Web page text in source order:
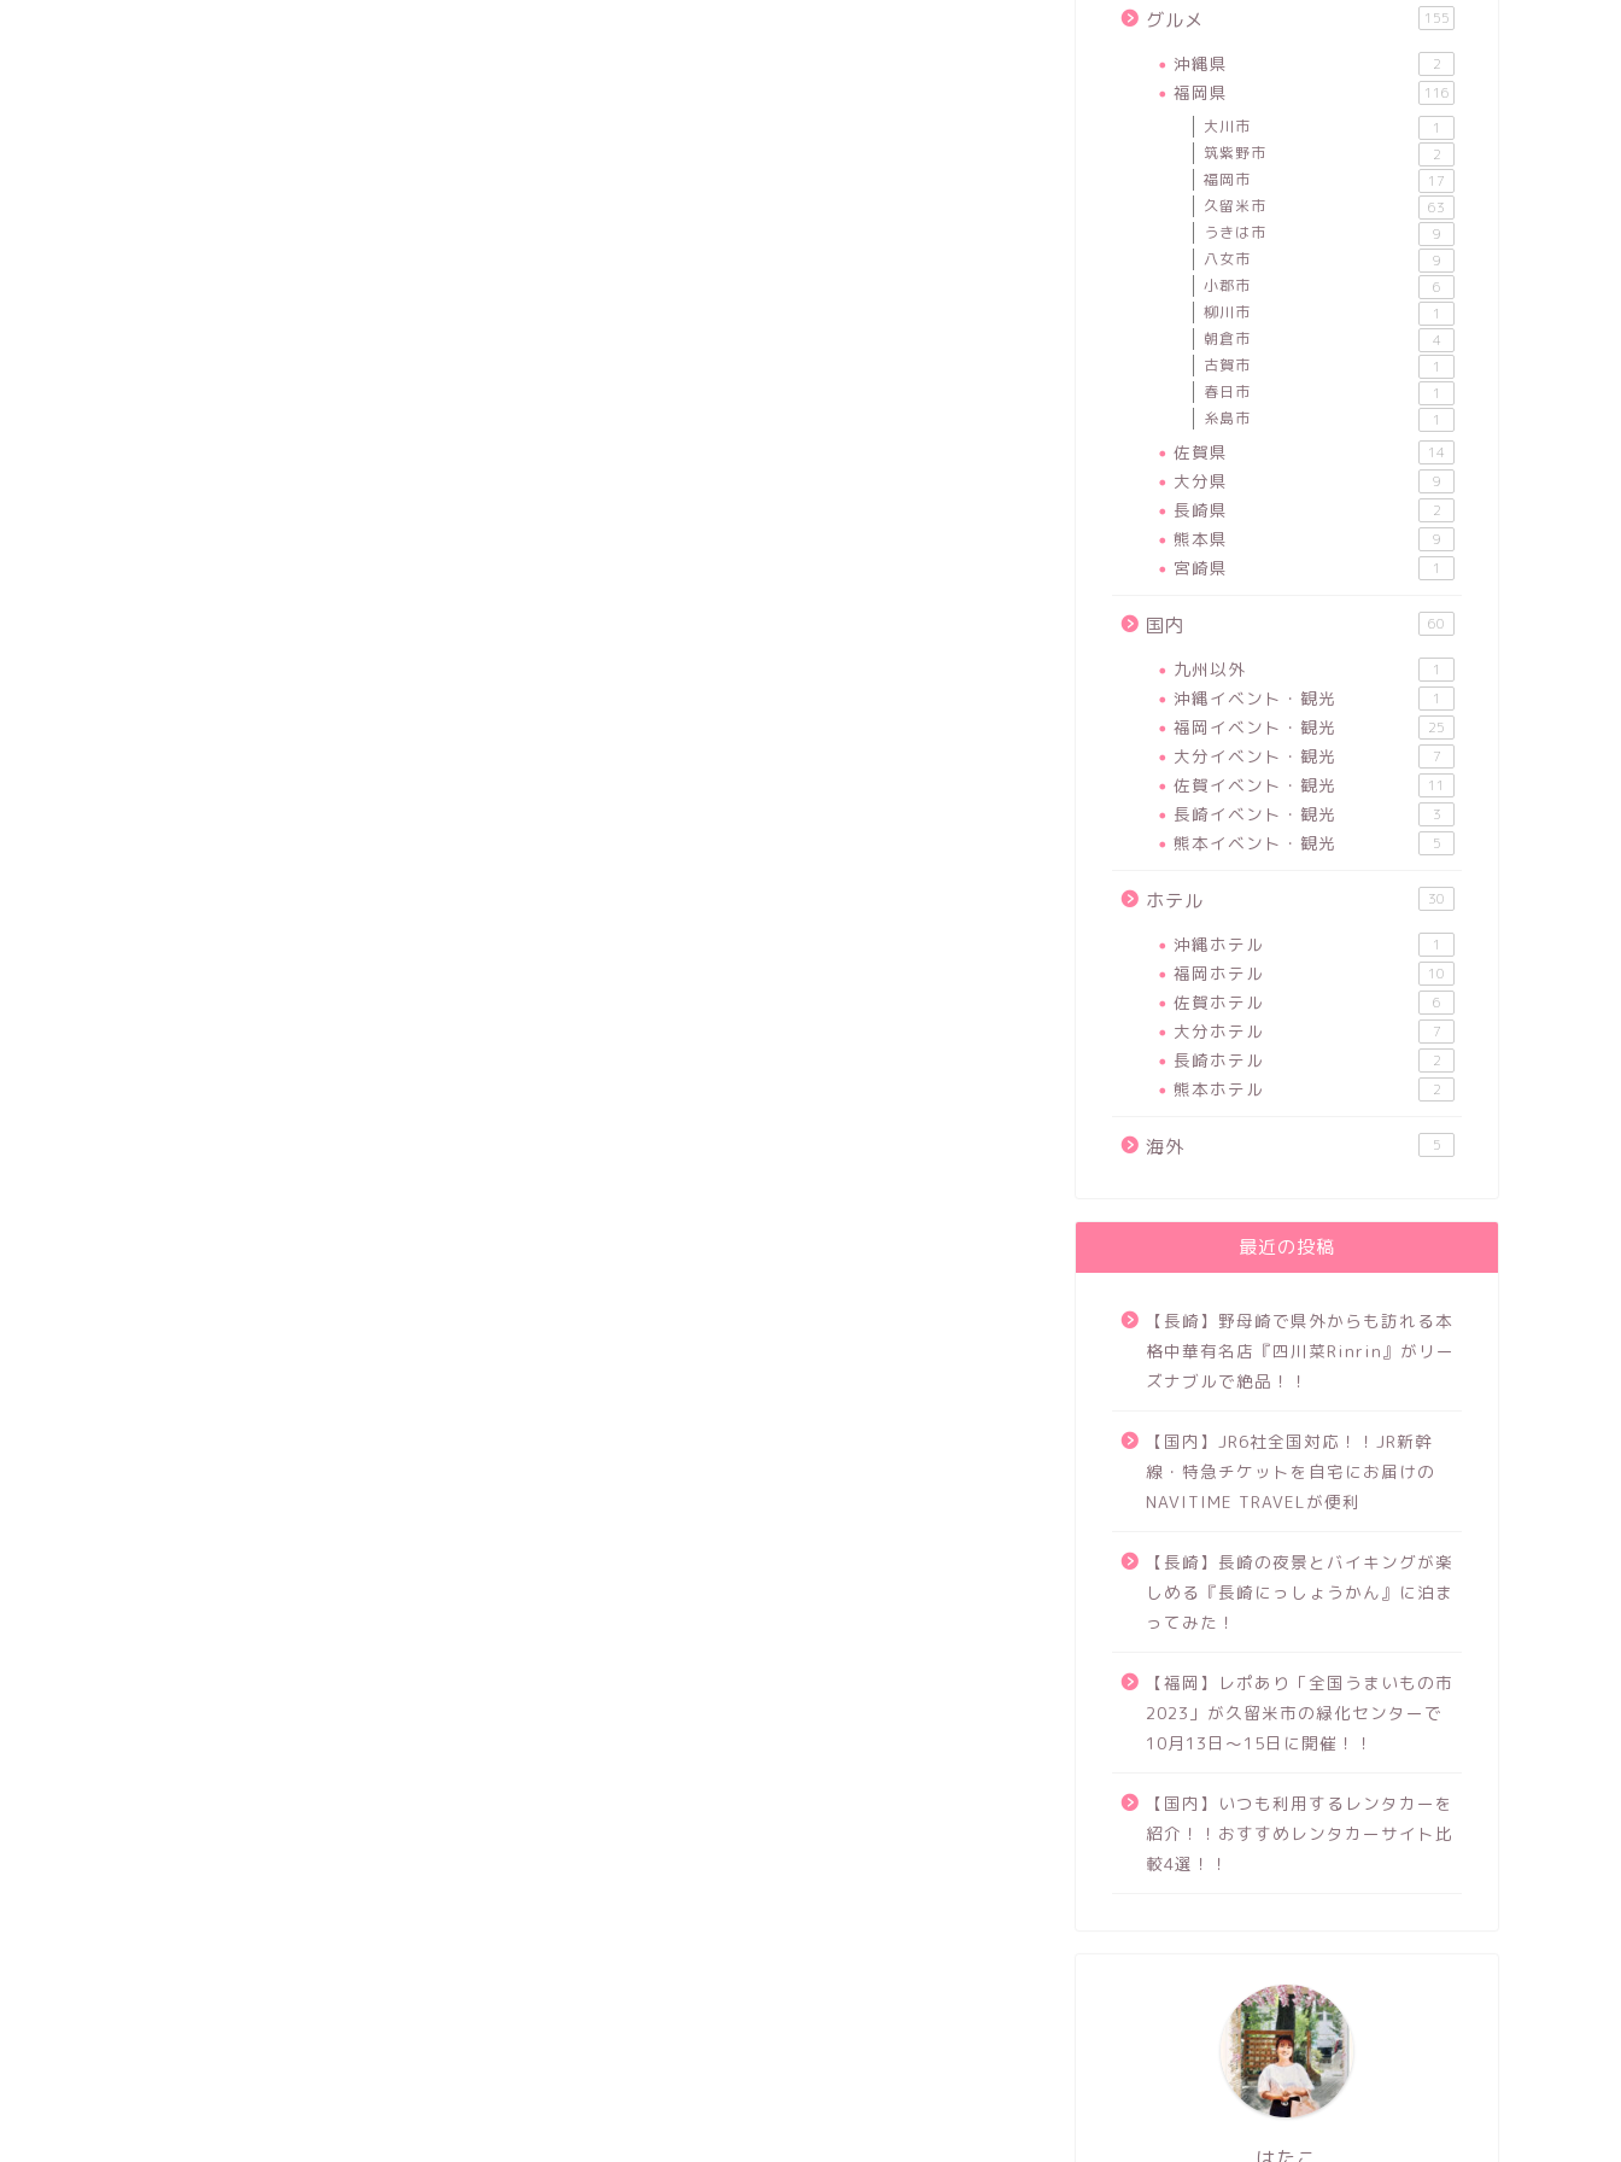
グルメ 155
沖縄県 2
福岡県 116
大川市 1
筑紫野市 2
福岡市 17
久留米市 63
うきは市 9
八女市 9
小郡市 6
柳川市 1
朝倉市 4
古賀市 1
春日市 1
糸島市 1
佐賀県 14
大分県 9
長崎県 2
熊本県 9
宮崎県 1
国内 60
九州以外 1
沖縄イベント・観光 1
福岡イベント・観光 25
大分イベント・観光 7
佐賀イベント・観光 11
長崎イベント・観光 3
熊本イベント・観光 5
ホテル 30
沖縄ホテル 1
福岡ホテル 10
佐賀ホテル 6
大分ホテル 7
長崎ホテル 2
熊本ホテル 2
海外 5
最近の投稿
【長崎】野母崎で県外からも訪れる本
格中華有名店『四川菜Rinrin』がリー
ズナブルで絶品！！
【国内】JR6社全国対応！！JR新幹
線・特急チケットを自宅にお届けの
NAVITIME TRAVELが便利
【長崎】長崎の夜景とバイキングが楽
しめる『長崎にっしょうかん』に泊ま
ってみた！
【福岡】レポあり「全国うまいもの市
2023」が久留米市の緑化センターで
10月13日～15日に開催！！
【国内】いつも利用するレンタカーを
紹介！！おすすめレンタカーサイト比
較4選！！